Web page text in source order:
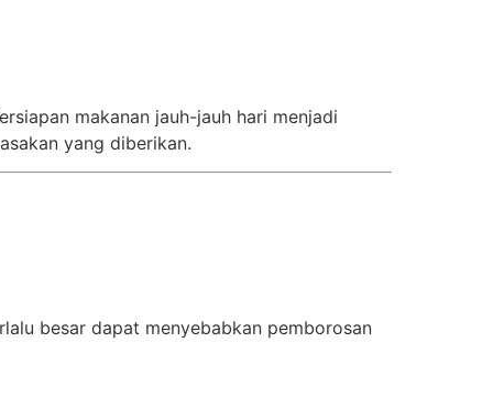
makanan jauh-jauh hari menjadi
yang diberikan.
besar dapat menyebabkan pemborosan